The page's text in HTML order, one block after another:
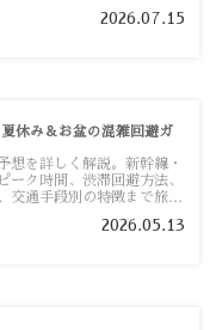
すく解説します。2026.07.15
休み＆お盆の混雑回避ガ
想を詳しく解説。新幹線・
ーク時間、渋滞回避方法、
交通手段別の特徴まで旅行
2026.05.13